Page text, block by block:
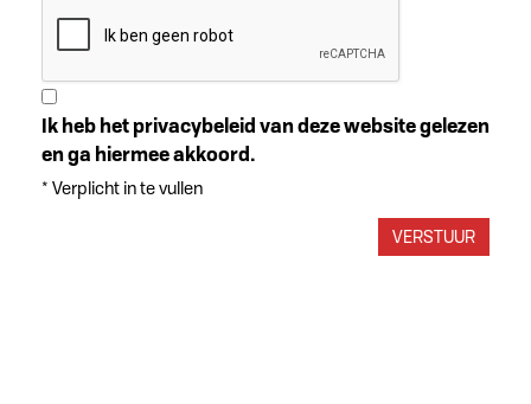
Ik heb het privacybeleid van deze website gelezen
en ga hiermee akkoord.
* Verplicht in te vullen